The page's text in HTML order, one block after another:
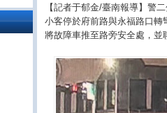
【記者于郁金/臺南報導】警
小客停於府前路與永福路口轉
將故障車推至路旁安全處，並